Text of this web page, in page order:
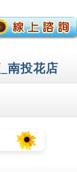
南投花店